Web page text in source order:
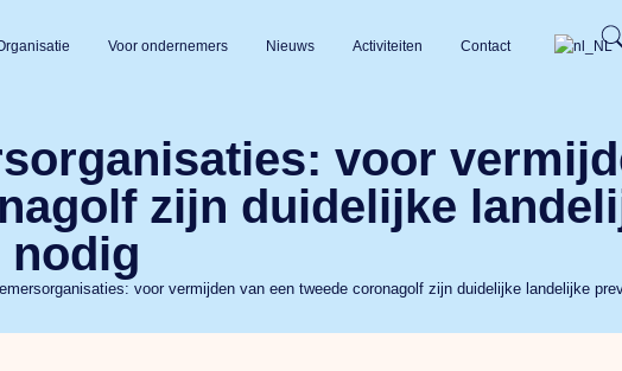
Voor ondernemers Nieuws Activiteiten Contact
voor
zijn duidelijke
nodig
voor vermijden van een tweede coronagolf zijn duidelijke landelijke